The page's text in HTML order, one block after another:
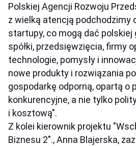
Polskiej Agencji Rozwoju
z wielką atencją podchodzimy
startupy, co mogą dać polskiej
spółki, przedsięwzięcia, firmy
technologie, pomysły i
nowe produkty i rozwiązania
gospodarkę odporną, opartą o
konkurencyjne, a nie tylko
i kosztową".
Z kolei kierownik projektu
Biznesu 2"., Anna Blajerska,